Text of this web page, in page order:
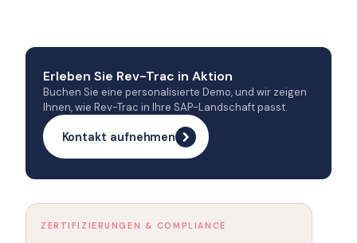
Erleben Sie Rev-Trac in Aktion
Buchen Sie eine personalisierte Demo, und wir zeigen
Ihnen, wie Rev-Trac in Ihre SAP-Landschaft passt.
Kontakt aufnehmen
ZERTIFIZIERUNGEN & COMPLIANCE